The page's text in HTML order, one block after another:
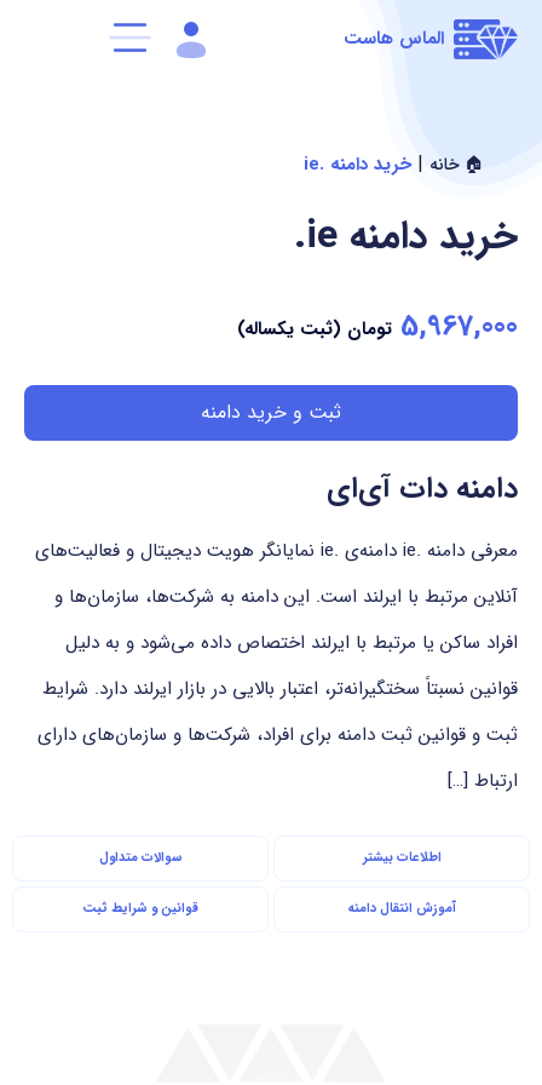
الماس هاست
🏠 خانه |خرید دامنه .ie
.ie خرید دامنه
5,967,000 تومان (ثبت یکساله)
ثبت و خرید دامنه
دامنه دات آی‌ای
معرفی دامنه .ie دامنه‌ی .ie نمایانگر هویت دیجیتال و فعالیت‌های
آنلاین مرتبط با ایرلند است. این دامنه به شرکت‌ها، سازمان‌ها و
افراد ساکن یا مرتبط با ایرلند اختصاص داده می‌شود و به دلیل
قوانین نسبتاً سختگیرانه‌تر، اعتبار بالایی در بازار ایرلند دارد. شرایط
ثبت و قوانین ثبت دامنه برای افراد، شرکت‌ها و سازمان‌های دارای
ارتباط […]
اطلاعات بیشتر سوالات متداول
آموزش انتقال دامنه قوانین و شرایط ثبت